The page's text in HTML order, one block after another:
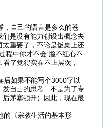
，自己的语言是多么的苍
是没有能力创设出概念去
重要了，不论是饭桌上还
程中你才不会“脸不红心不
了觉得实在不上层次，
如果不能写个3000字以
发自己的思考，不是为了专
茅塞顿开）因此，现在最
的《宗教生活的基本形